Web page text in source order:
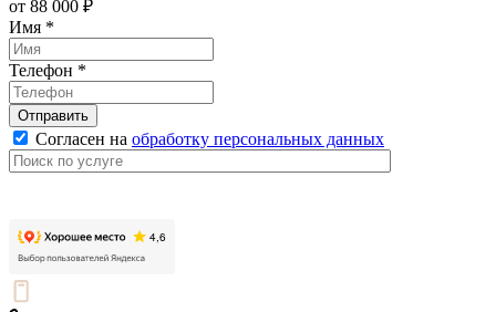
от 88 000 ₽
Имя *
Телефон *
Отправить
Согласен на обработку персональных данных